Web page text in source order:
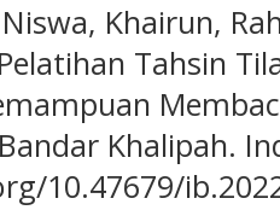
Khairun,
Tahsin
Khalipah.
10.47679/